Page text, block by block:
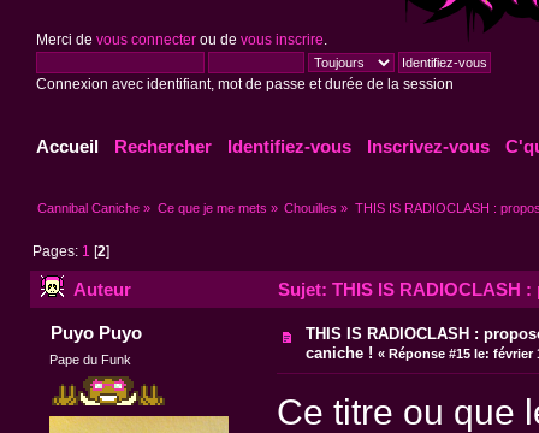
Merci de vous connecterou de vous inscrire
Connexion avec identifiant, mot de passe et durée de la session
Accueil Rechercher Identifiez-vous Inscrivez-vous
Cannibal Caniche » Ce que je me mets » Chouilles » THIS IS RADIOCLASH :
Pages: 1 [2]
Auteur Sujet: THIS IS RADIOCLASH
Puyo Puyo
Pape du Funk
THIS IS RADIOCLASH :
caniche ! «Réponse #15 le: février
Ce titre ou que